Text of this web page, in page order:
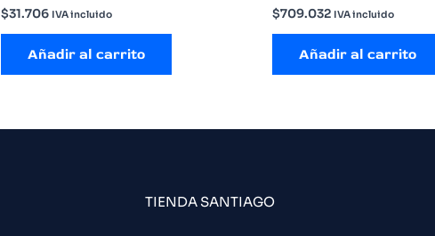
$31.706 IVA incluido
Añadir al carrito
$709.032 IVA incluido
Añadir al carrito
TIENDA SANTIAGO